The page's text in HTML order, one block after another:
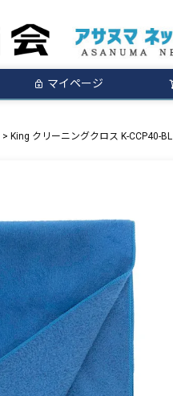
マイページ
King クリーニングクロス K-CCP40-BL